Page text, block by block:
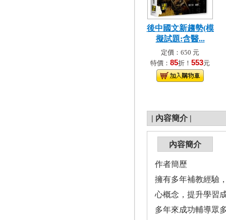
後中國文新趨勢(模
擬試題:含醫...
定價：650 元
特價： 85折！ 553元
| 內容簡介 |
內容簡介
作者簡歷
擁有多年補教經驗
心概念，提升學習
多年來成功輔導眾